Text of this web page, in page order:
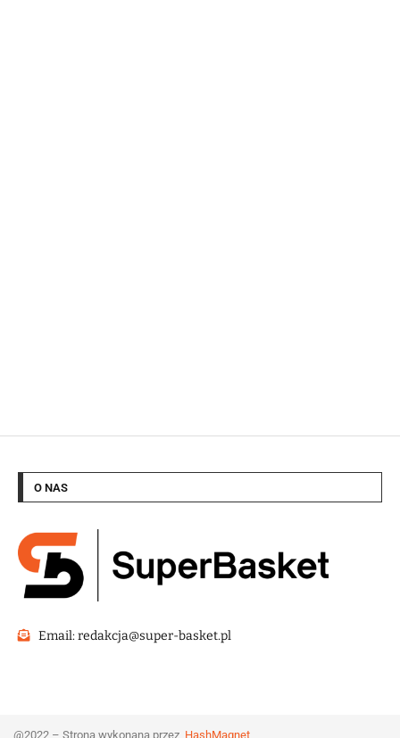
O NAS
Email: redakcja@super-basket.pl
@2022 – Strona wykonana przez HashMagnet